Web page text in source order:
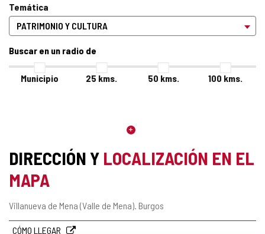
Temática
Buscar en un radio de
Municipio 25 kms. 50 kms. 100 kms.
DIRECCIÓN Y LOCALIZACIÓN EN EL
MAPA
Dirección
Villanueva de Mena (Valle de Mena). Burgos
CÓMO LLEGAR